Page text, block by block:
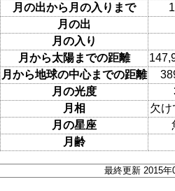
月の出から月の入りまで
月の出
月の入り
月から太陽までの距離
月から地球の中心までの距離
月の光度
月相
欠け
月の星座
月齢
最終更新 2015年